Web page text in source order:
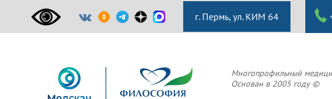
г. Пермь, ул. КИМ 64
Многопрофильный
Основан в 2005 году ©